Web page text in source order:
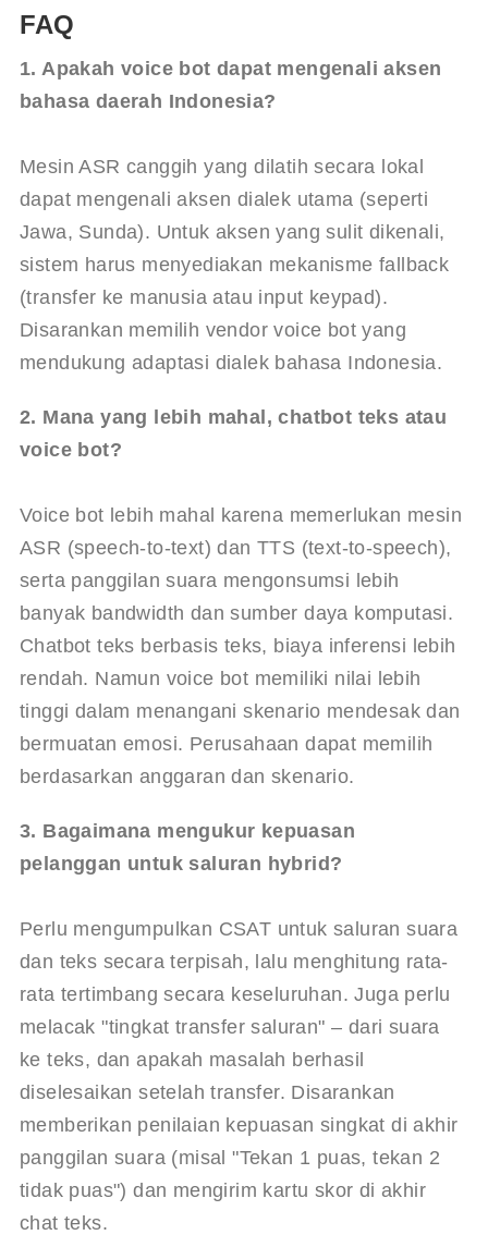
FAQ
1. Apakah voice bot dapat mengenali aksen
bahasa daerah Indonesia?
Mesin ASR canggih yang dilatih secara lokal
dapat mengenali aksen dialek utama (seperti
Jawa, Sunda). Untuk aksen yang sulit dikenali,
sistem harus menyediakan mekanisme fallback
(transfer ke manusia atau input keypad).
Disarankan memilih vendor voice bot yang
mendukung adaptasi dialek bahasa Indonesia.
2. Mana yang lebih mahal, chatbot teks atau
voice bot?
Voice bot lebih mahal karena memerlukan mesin
ASR (speech-to-text) dan TTS (text-to-speech),
serta panggilan suara mengonsumsi lebih
banyak bandwidth dan sumber daya komputasi.
Chatbot teks berbasis teks, biaya inferensi lebih
rendah. Namun voice bot memiliki nilai lebih
tinggi dalam menangani skenario mendesak dan
bermuatan emosi. Perusahaan dapat memilih
berdasarkan anggaran dan skenario.
3. Bagaimana mengukur kepuasan
pelanggan untuk saluran hybrid?
Perlu mengumpulkan CSAT untuk saluran suara
dan teks secara terpisah, lalu menghitung rata-
rata tertimbang secara keseluruhan. Juga perlu
melacak "tingkat transfer saluran" – dari suara
ke teks, dan apakah masalah berhasil
diselesaikan setelah transfer. Disarankan
memberikan penilaian kepuasan singkat di akhir
panggilan suara (misal "Tekan 1 puas, tekan 2
tidak puas") dan mengirim kartu skor di akhir
chat teks.